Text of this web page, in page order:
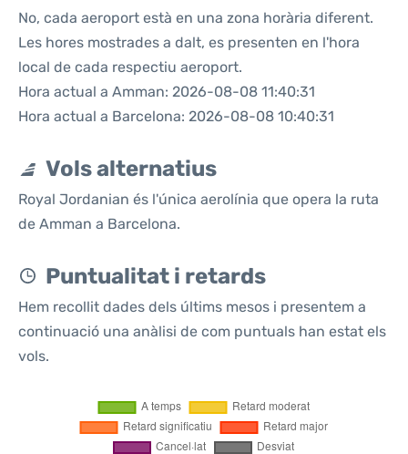
No, cada aeroport està en una zona horària diferent.
Les hores mostrades a dalt, es presenten en l'hora
local de cada respectiu aeroport.
Hora actual a Amman: 2026-08-08 11:40:31
Hora actual a Barcelona: 2026-08-08 10:40:31
Vols alternatius
Royal Jordanian és l'única aerolínia que opera la ruta
de Amman a Barcelona.
Puntualitat i retards
Hem recollit dades dels últims mesos i presentem a
continuació una anàlisi de com puntuals han estat els
vols.